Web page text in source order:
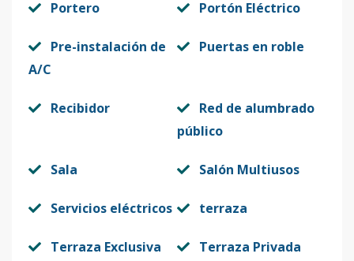
Portero Portón Eléctrico
Pre-instalación de
A/C
Puertas en roble
Recibidor
Red de alumbrado
público
Sala Salón Multiusos
Servicios eléctricos terraza
Terraza Exclusiva Terraza Privada